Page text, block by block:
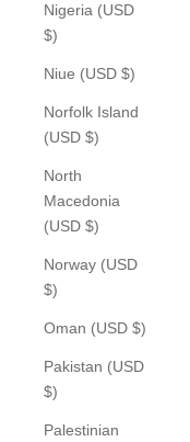
Nigeria (USD
$)
Niue (USD $)
Norfolk Island
(USD $)
North
Macedonia
(USD $)
Norway (USD
$)
Oman (USD $)
Pakistan (USD
$)
Palestinian